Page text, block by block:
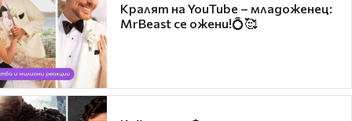
Кралят на YouTube – младоженец:
MrBeast се ожени!💍🥰